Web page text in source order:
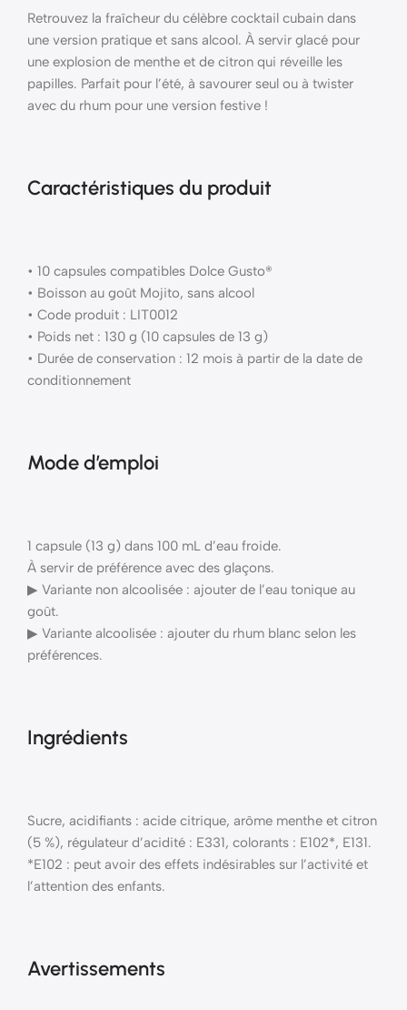
Retrouvez la fraîcheur du célèbre cocktail cubain dans
une version pratique et sans alcool. À servir glacé pour
une explosion de menthe et de citron qui réveille les
papilles. Parfait pour l’été, à savourer seul ou à twister
avec du rhum pour une version festive !
Caractéristiques du produit
• 10 capsules compatibles Dolce Gusto®
• Boisson au goût Mojito, sans alcool
• Code produit : LIT0012
• Poids net : 130 g (10 capsules de 13 g)
• Durée de conservation : 12 mois à partir de la date de
conditionnement
Mode d’emploi
1 capsule (13 g) dans 100 mL d’eau froide.
À servir de préférence avec des glaçons.
▶ Variante non alcoolisée : ajouter de l’eau tonique au
goût.
▶ Variante alcoolisée : ajouter du rhum blanc selon les
préférences.
Ingrédients
Sucre, acidifiants : acide citrique, arôme menthe et citron
(5 %), régulateur d’acidité : E331, colorants : E102*, E131.
*E102 : peut avoir des effets indésirables sur l’activité et
l’attention des enfants.
Avertissements